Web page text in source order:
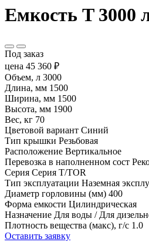
Емкость T 3000
Под заказ
цена 45 360 ₽
Объем, л 3000
Длина, мм 1500
Ширина, мм 1500
Высота, мм 1900
Вес, кг 70
Цветовой вариант Синий
Тип крышки Резьбовая
Расположение Вертикальное
Перевозка в наполненном сост
Серия Серия T/TOR
Тип эксплуатации Наземная
Диаметр горловины (мм) 400
Форма емкости Цилиндрическая
Назначение Для воды / Для
Плотность вещества (макс), г/с 1.0
Оставить заявку